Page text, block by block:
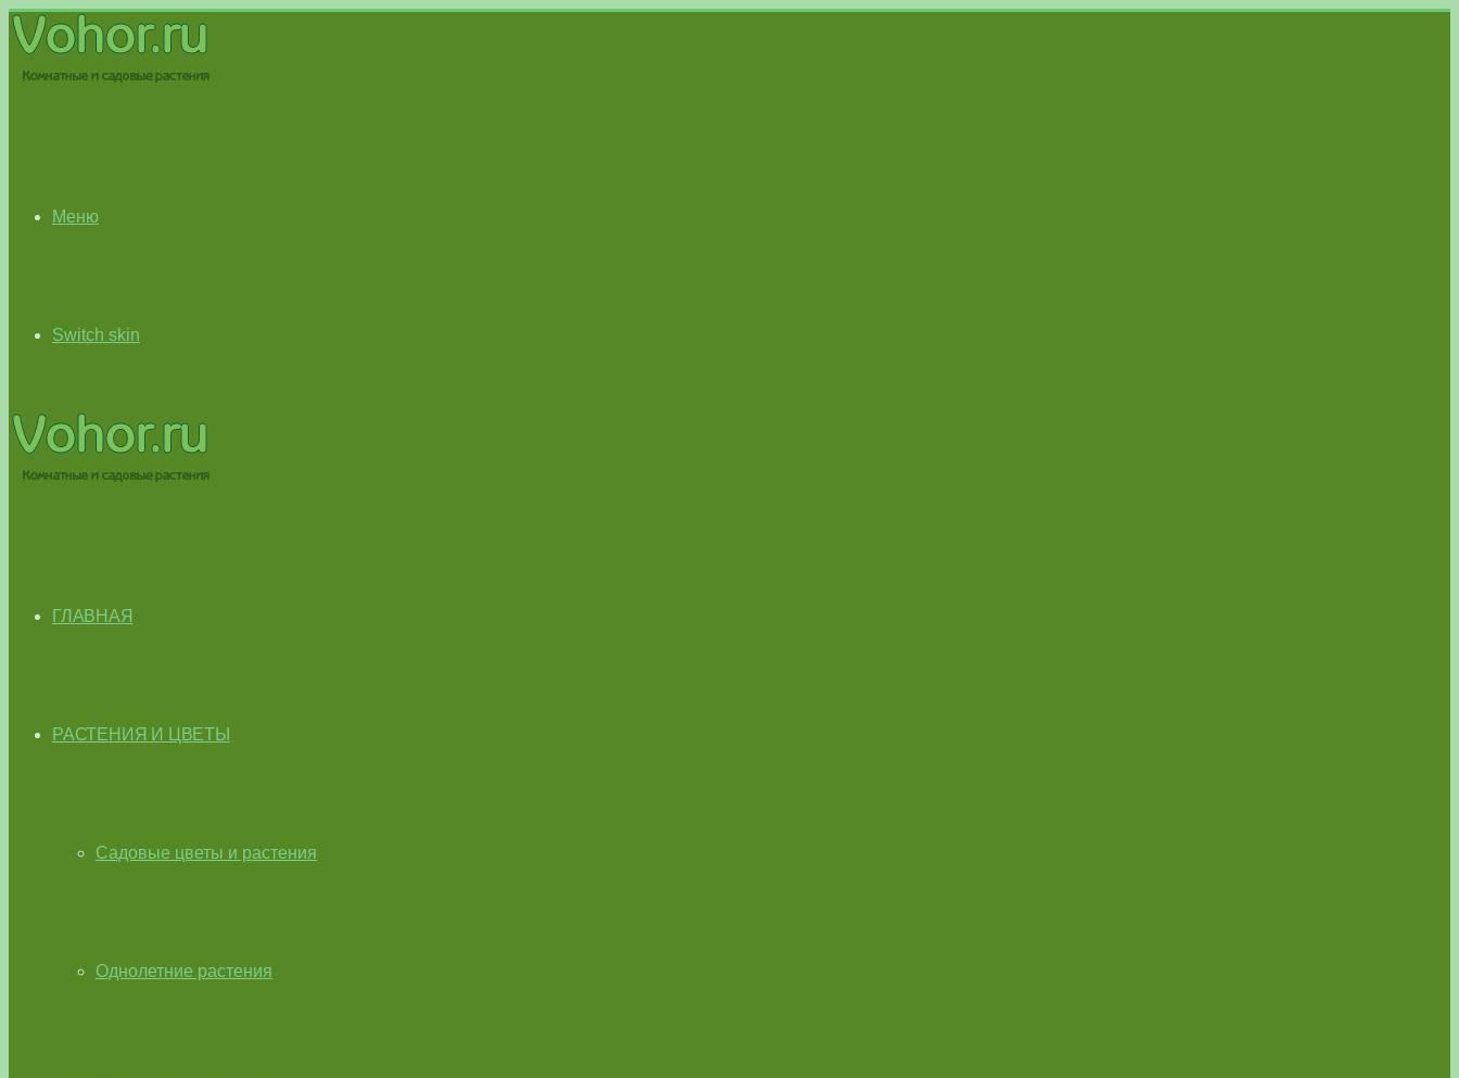
Меню
Switch skin
ГЛАВНАЯ
РАСТЕНИЯ И ЦВЕТЫ
Садовые цветы и растения
Однолетние растения